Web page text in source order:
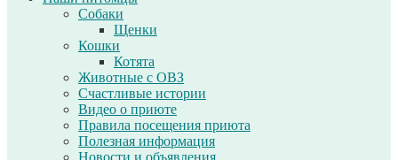
Собаки
Щенки
Кошки
Котята
Животные с ОВЗ
Счастливые истории
Видео о приюте
Правила посещения приюта
Полезная информация
Новости и объявления